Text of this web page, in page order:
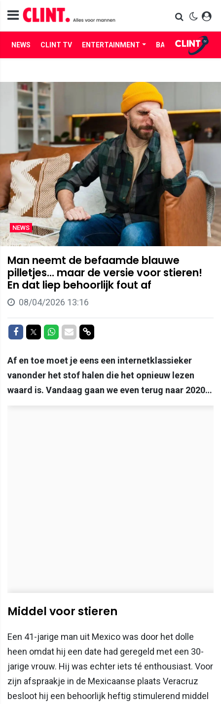
NEWS CLINT TV ENTERTAINMENT BABES LIFE
NEWS
Man neemt de befaamde blauwe
pilletjes... maar de versie voor stieren!
En dat liep behoorlijk fout af
08/04/2026 13:16
Delen op Facebook
Delen op Twitter
Delen op Whatsapp
Delen via Mail
Delen via link
Af en toe moet je eens een internetklassieker
vanonder het stof halen die het opnieuw lezen
waard is. Vandaag gaan we even terug naar 2020…
Middel voor stieren
Een 41-jarige man uit Mexico was door het dolle
heen omdat hij een date had geregeld met een 30-
jarige vrouw. Hij was echter iets té enthousiast. Voor
zijn afspraakje in de Mexicaanse plaats Veracruz
besloot hij een behoorlijk heftig stimulerend middel